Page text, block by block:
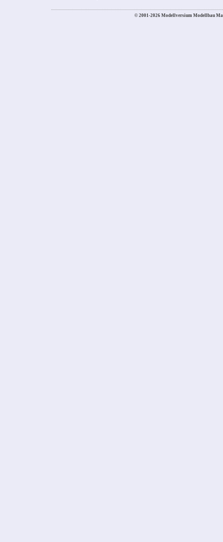
© 2001-2026 Modellversium Modellbau